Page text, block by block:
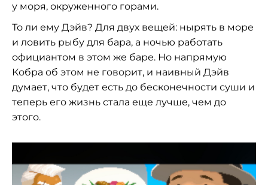
у моря, окруженного горами.
То ли ему Дэйв? Для двух вещей: нырять в море
и ловить рыбу для бара, а ночью работать
официантом в этом же баре. Но напрямую
Кобра об этом не говорит, и наивный Дэйв
думает, что будет есть до бесконечности суши и
теперь его жизнь стала еще лучше, чем до
этого.